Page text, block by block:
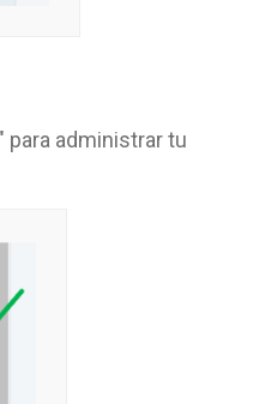
para administrar tu